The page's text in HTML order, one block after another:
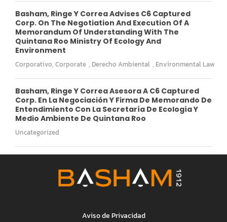
Basham, Ringe Y Correa Advises C6 Captured
Corp. On The Negotiation And Execution Of A
Memorandum Of Understanding With The
Quintana Roo Ministry Of Ecology And
Environment
Corporativo, Corporate , Derecho Ambiental , Environmental Law
Basham, Ringe Y Correa Asesora A C6 Captured
Corp. En La Negociación Y Firma De Memorando De
Entendimiento Con La Secretaría De Ecología Y
Medio Ambiente De Quintana Roo
Uncategorized
Aviso de Privacidad